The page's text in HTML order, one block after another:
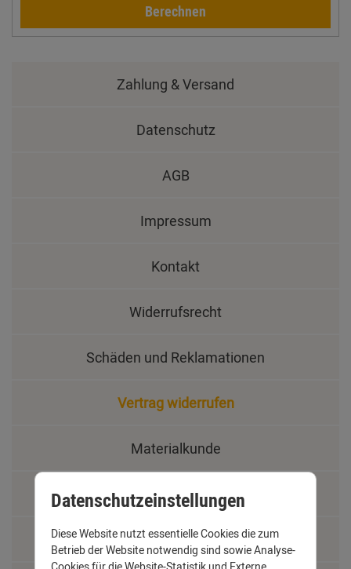
Berechnen
Zahlung & Versand
Datenschutz
AGB
Impressum
Kontakt
Widerrufsrecht
Schäden und Reklamationen
Vertrag widerrufen
Materialkunde
Fachbegriffe
Jobs
Datenschutzeinstellungen
Diese Website nutzt essentielle Cookies die zum
Betrieb der Website notwendig sind sowie Analyse-